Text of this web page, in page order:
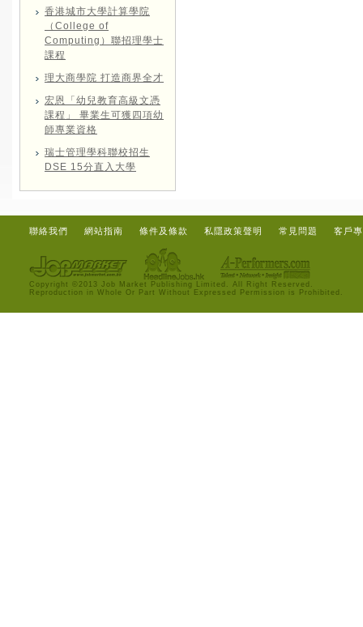
香港城市大學計算學院
（College of
Computing）聯招理學士
課程
理大商學院 打造商界全才
宏恩「幼兒教育高級文憑
課程」 畢業生可獲四項幼
師專業資格
瑞士管理學科聯校招生
DSE 15分直入大學
聯絡我們 網站指南 條件及條款 私隱政策聲明 常見問題 客戶
Copyright ©2013 Job Market Publishing Limited. All Right Reserved.
Reproduction in Whole Or Part Without Expressed Permission is Prohibited.